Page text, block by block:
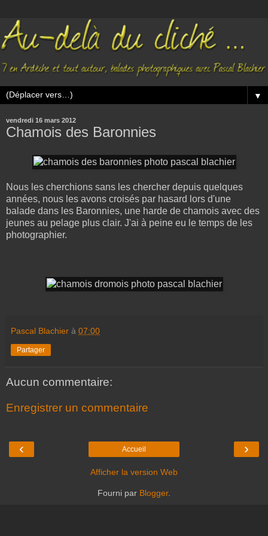
▼
vendredi 16 mars 2012
Chamois des Baronnies
Nous les cherchions sans les chercher depuis quelques
années, nous les avons croisés par hasard lors d'une
balade dans les Baronnies, une harde de chamois avec des
jeunes au pelage plus clair. J'ai à peine eu le temps de les
photographier.
Pascal Blachier à 07:00
Partager
Aucun commentaire:
Enregistrer un commentaire
‹ ›
Accueil
Afficher la version Web
Fourni par Blogger.